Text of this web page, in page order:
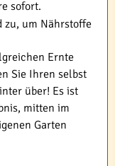
sofort.
zu, um Nährstoffe
Ernte
Sie Ihren selbst
über! Es ist
mitten im
Garten